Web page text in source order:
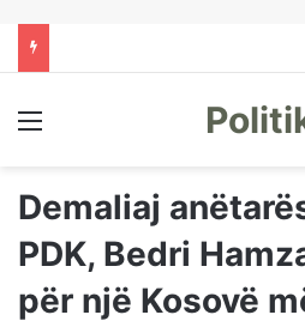
Menu
Demaliaj
PDK, Bedri
për një Kosovë